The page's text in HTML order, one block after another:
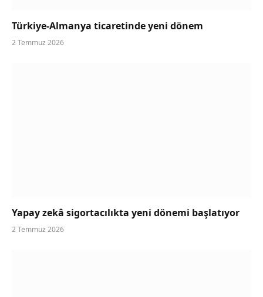
Türkiye-Almanya ticaretinde yeni dönem
2 Temmuz 2026
Yapay zekâ sigortacılıkta yeni dönemi başlatıyor
2 Temmuz 2026